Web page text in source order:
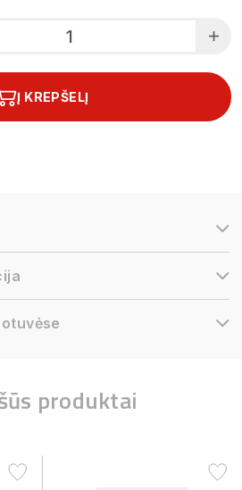
Į KREPŠELĮ
produktai